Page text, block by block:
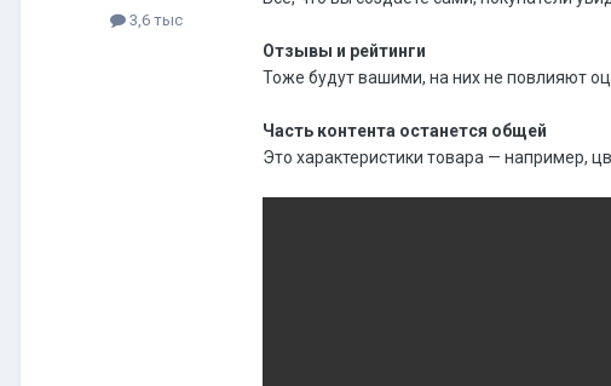
3,6 тыс
Отзывы и рейтинги
Тоже будут вашими, на них не повлияют
Часть контента останется общей
Это характеристики товара — например,